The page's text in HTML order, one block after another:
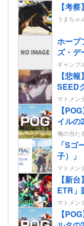
【考
うまちゃ
ホープ
ズ・デ
ギャンブ
【悲
SEED
ンを押
マトメン
【
イルの
2歳情
俺の当た
「S
子）」
子）」
マトメン
【新
ETR」
世代ゼ
マトメン
【